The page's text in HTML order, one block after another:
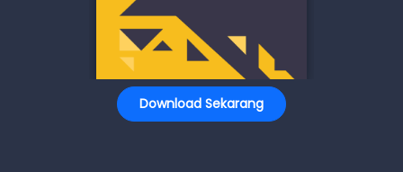
Download Sekarang